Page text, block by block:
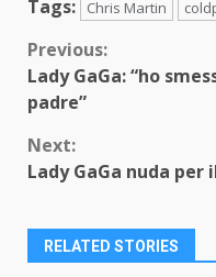
Tags:
Chris Martin
Continue
Reading
Previous:
Lady GaGa: “ho
padre”
Next:
Lady GaGa nuda per
RELATED STORIES